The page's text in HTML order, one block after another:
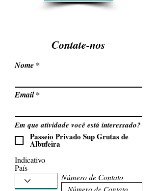
Contate-nos
Nome
Email
Em que atividade você está interessado?
Passeio Privado Sup Grutas de
Albufeira
Indicativo
País
Número de Contato